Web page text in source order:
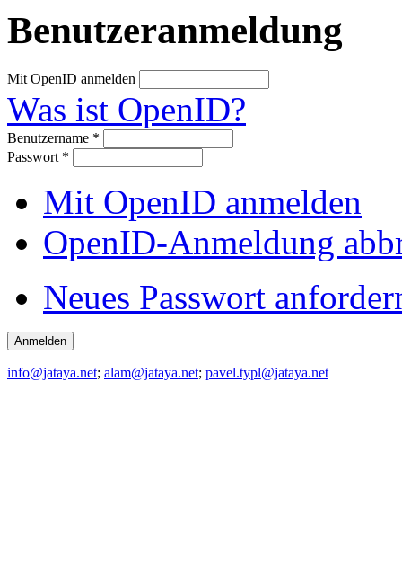
Benutzeranmeldung
Mit OpenID anmelden
Was ist OpenID?
Benutzername *
Passwort *
Mit OpenID anmelden
OpenID-Anmeldung
Neues Passwort
info@jataya.net; alam@jataya.net; pavel.typl@jataya.net